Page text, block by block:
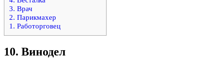
3. Врач
2. Парикмахер
1. Работорговец
10. Винодел